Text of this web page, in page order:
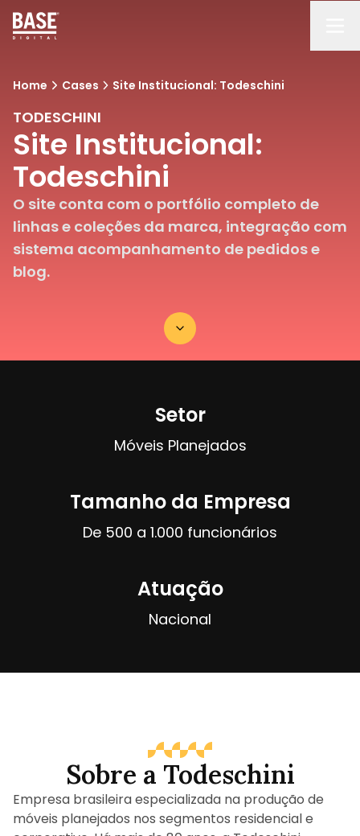
Home Cases Site Institucional: Todeschini
TODESCHINI
Site Institucional:
Todeschini
O site conta com o portfólio completo de
linhas e coleções da marca, integração com
sistema acompanhamento de pedidos e
blog.
Setor
Móveis Planejados
Tamanho da Empresa
De 500 a 1.000 funcionários
Atuação
Nacional
Sobre a Todeschini
Empresa brasileira especializada na produção de
móveis planejados nos segmentos residencial e